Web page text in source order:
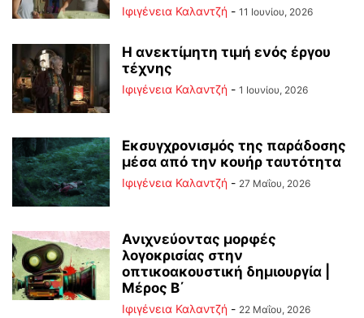
Ιφιγένεια Καλαντζή - 11 Ιουνίου, 2026
Η ανεκτίμητη τιμή ενός έργου
τέχνης
Ιφιγένεια Καλαντζή - 1 Ιουνίου, 2026
Εκσυγχρονισμός της παράδοσης
μέσα από την κουήρ ταυτότητα
Ιφιγένεια Καλαντζή - 27 Μαΐου, 2026
Ανιχνεύοντας μορφές
λογοκρισίας στην
οπτικοακουστική δημιουργία |
Μέρος B΄
Ιφιγένεια Καλαντζή - 22 Μαΐου, 2026